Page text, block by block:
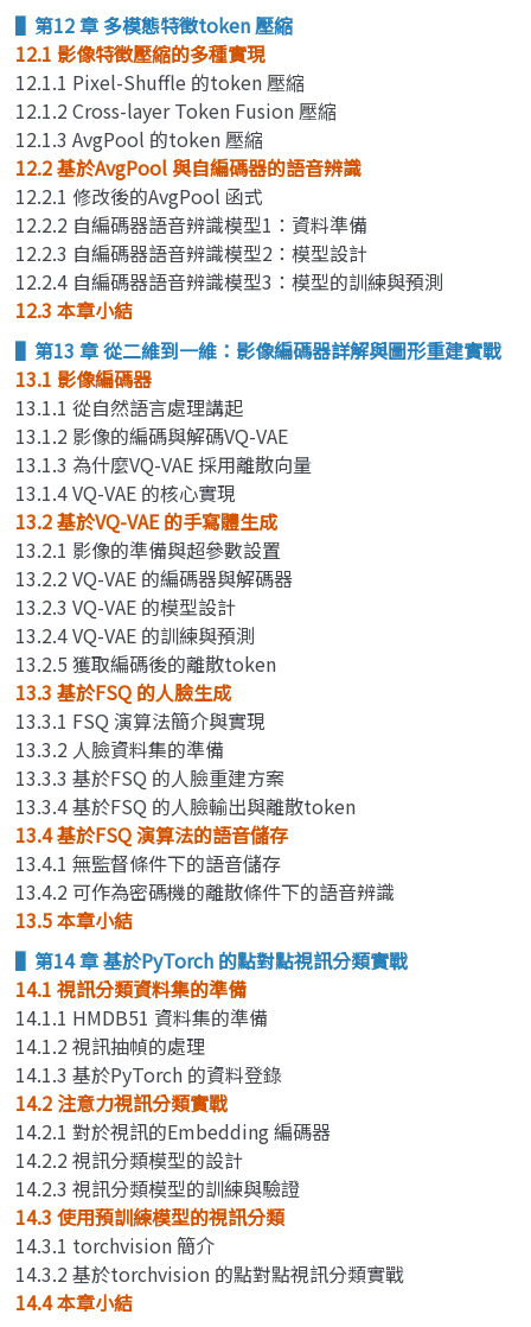
▌第12 章 多模態特徵token 壓縮
12.1 影像特徵壓縮的多種實現
12.1.1 Pixel-Shuffle 的token 壓縮
12.1.2 Cross-layer Token Fusion 壓縮
12.1.3 AvgPool 的token 壓縮
12.2 基於AvgPool 與自編碼器的語音辨識
12.2.1 修改後的AvgPool 函式
12.2.2 自編碼器語音辨識模型1：資料準備
12.2.3 自編碼器語音辨識模型2：模型設計
12.2.4 自編碼器語音辨識模型3：模型的訓練與預測
12.3 本章小結
▌第13 章 從二維到一維：影像編碼器詳解與圖形重建實戰
13.1 影像編碼器
13.1.1 從自然語言處理講起
13.1.2 影像的編碼與解碼VQ-VAE
13.1.3 為什麼VQ-VAE 採用離散向量
13.1.4 VQ-VAE 的核心實現
13.2 基於VQ-VAE 的手寫體生成
13.2.1 影像的準備與超參數設置
13.2.2 VQ-VAE 的編碼器與解碼器
13.2.3 VQ-VAE 的模型設計
13.2.4 VQ-VAE 的訓練與預測
13.2.5 獲取編碼後的離散token
13.3 基於FSQ 的人臉生成
13.3.1 FSQ 演算法簡介與實現
13.3.2 人臉資料集的準備
13.3.3 基於FSQ 的人臉重建方案
13.3.4 基於FSQ 的人臉輸出與離散token
13.4 基於FSQ 演算法的語音儲存
13.4.1 無監督條件下的語音儲存
13.4.2 可作為密碼機的離散條件下的語音辨識
13.5 本章小結
▌第14 章 基於PyTorch 的點對點視訊分類實戰
14.1 視訊分類資料集的準備
14.1.1 HMDB51 資料集的準備
14.1.2 視訊抽幀的處理
14.1.3 基於PyTorch 的資料登錄
14.2 注意力視訊分類實戰
14.2.1 對於視訊的Embedding 編碼器
14.2.2 視訊分類模型的設計
14.2.3 視訊分類模型的訓練與驗證
14.3 使用預訓練模型的視訊分類
14.3.1 torchvision 簡介
14.3.2 基於torchvision 的點對點視訊分類實戰
14.4 本章小結